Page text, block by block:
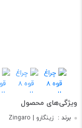
برند : زینگارو | Zingaro